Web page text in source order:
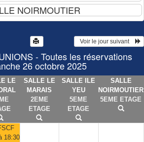
  Voir le jour suivant
- Toutes les réservations
26 octobre 2025
LE
SALLE LE
MARAIS
2EME
ETAGE
SALLE ILE
YEU
5EME
ETAGE
SALLE
NOIRMOUTIER
5EME ETAGE
18:30